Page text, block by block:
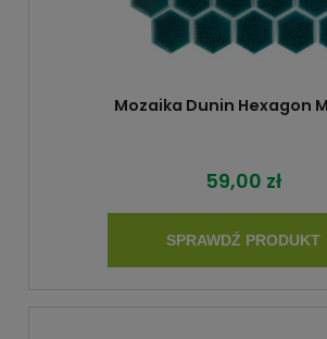
Mozaika Dunin Hexagon
59,00 zł
SPRAWDŹ PRODUKT